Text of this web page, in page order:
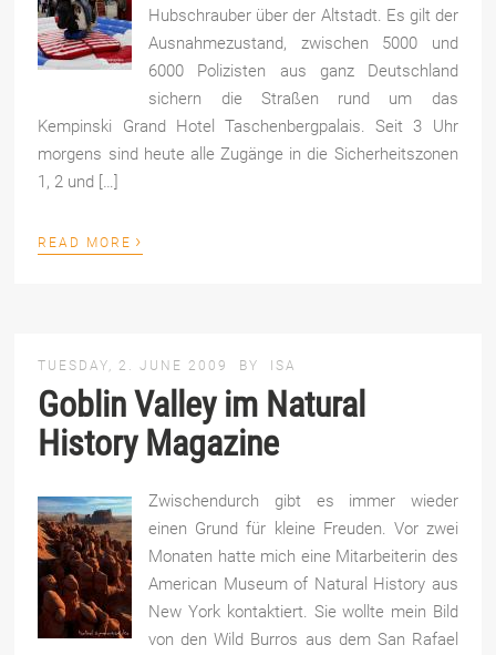
Hubschrauber über der Altstadt. Es gilt der
Ausnahmezustand, zwischen 5000 und
6000 Polizisten aus ganz Deutschland
sichern die Straßen rund um das
Kempinski Grand Hotel Taschenbergpalais. Seit 3 Uhr
morgens sind heute alle Zugänge in die Sicherheitszonen
1, 2 und […]
READ MORE ›
TUESDAY, 2. JUNE 2009 BY ISA
Goblin Valley im Natural
History Magazine
Zwischendurch gibt es immer wieder
einen Grund für kleine Freuden. Vor zwei
Monaten hatte mich eine Mitarbeiterin des
American Museum of Natural History aus
New York kontaktiert. Sie wollte mein Bild
von den Wild Burros aus dem San Rafael